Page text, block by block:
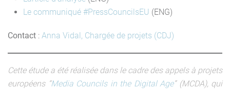
Le communiqué #PressCouncilsEU (ENG)
Contact : Anna Vidal, Chargée de projets (CDJ)
Cette étude a été réalisée dans le cadre des appels à projets
européens “Media Councils in the Digital Age” (MCDA), qui